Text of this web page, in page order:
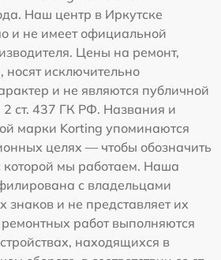
Наш центр в Иркутске
и не имеет официальной
Цены на ремонт,
носят исключительно
и не являются публичной
2 ст. 437 ГК РФ. Названия и
марки Korting упоминаются
целях — чтобы обозначить
которой мы работаем. Наша
с владельцами
знаков и не представляет их
работ выполняются
находящихся в